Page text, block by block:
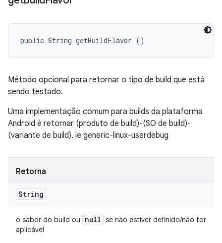
public String getBuildFlavor ()
Método opcional para retornar o tipo de build que está
sendo testado.
Uma implementação comum para builds da plataforma
Android é retornar (produto de build)-(SO de build)-
(variante de build). ie generic-linux-userdebug
Retorna
String
o sabor do build ou null se não estiver definido/não for
aplicável